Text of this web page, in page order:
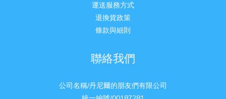
運送服務方式
退換貨政策
條款與細則
聯絡我們
公司名稱/丹尼爾的朋友們有限公司